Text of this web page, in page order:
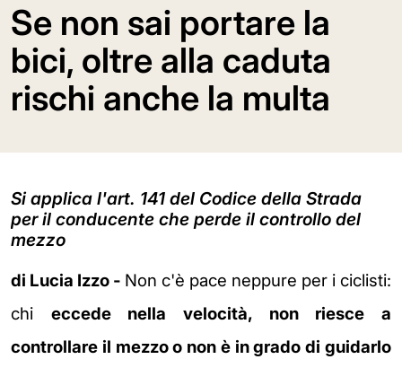
Se non sai portare la
bici, oltre alla caduta
rischi anche la multa
Si applica l'art. 141 del Codice della Strada
per il conducente che perde il controllo del
mezzo
di Lucia Izzo - Non c'è pace neppure per i ciclisti:
chi eccede nella velocità, non riesce a
controllare il mezzo o non è in grado di guidarlo